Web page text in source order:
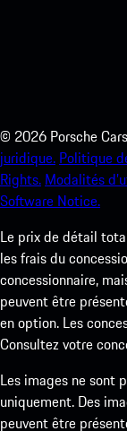
© 2026 Porsche
juridique. Politique
Rights. Modalités
Software Notice.
Le prix de détail
les frais du
concessionnaire,
peuvent être
en option. Les
Consultez votre
Les images ne sont
uniquement. Des
peuvent être